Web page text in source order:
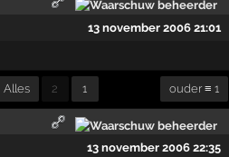
13 november 2006 21:01
Alles 2 1 ouder ≡ 1
13 november 2006 22:35